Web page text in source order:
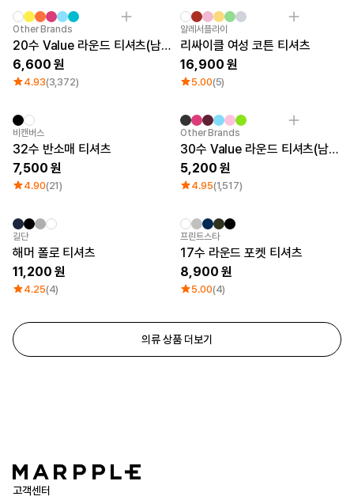
Sale
Other Brands
20수 Value 라운드 티셔츠(남녀공용)
6,600
4.93(3,372)
New
알레서플라이
리싸이클 여성 코튼 티셔츠
16,900
5.00(5)
비캔버스
32수 반소매 티셔츠
7,500
4.90(21)
Other Brands
30수 Value 라운드 티셔츠(남녀공용)
5,200
4.95(1,517)
길단
해머 폴로 티셔츠
11,200
4.25(4)
프린트스타
17수 라운드 포켓 티셔츠
8,900
5.00(4)
의류 상품 더보기
고객센터